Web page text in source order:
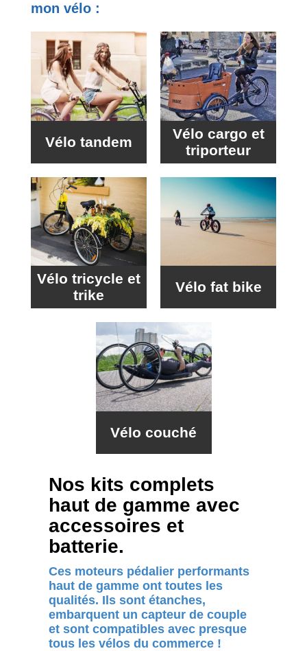
mon vélo :
Vélo tandem
Vélo cargo et
triporteur
Vélo tricycle et
trike
Vélo fat bike
Vélo couché
Nos kits complets
haut de gamme avec
accessoires et
batterie.
Ces moteurs pédalier performants
haut de gamme ont toutes les
qualités. Ils sont étanches,
embarquent un capteur de couple
et sont compatibles avec presque
tous les vélos du commerce !